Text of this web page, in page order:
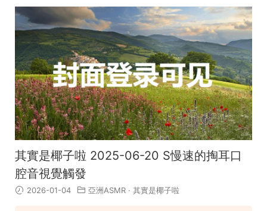
其實是椰子啦 2025-06-20 S慢速的掏耳口
腔音視覺觸發
2026-01-04 亞洲ASMR · 其實是椰子啦